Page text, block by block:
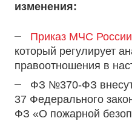
изменения:
Приказ МЧС
который регулирует
правоотношения в
ФЗ №370-ФЗ внесут
37 Федерального
ФЗ «О пожарной